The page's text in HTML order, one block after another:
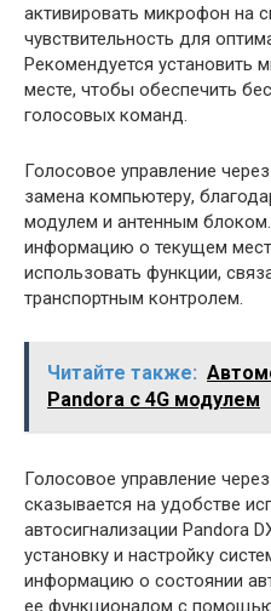
активировать микрофон на
чувствительность для
Рекомендуется установить
месте, чтобы обеспечить
голосовых команд.
Голосовое управление
замена компьютеру,
модулем и антенным
информацию о текущем
использовать функции,
транспортным контролем.
Читайте также:
Pandora c 4G модулем
Голосовое управление
сказывается на удобстве
автосигнализации Pandora
установку и настройку
информацию о состоянии
ее функционалом с